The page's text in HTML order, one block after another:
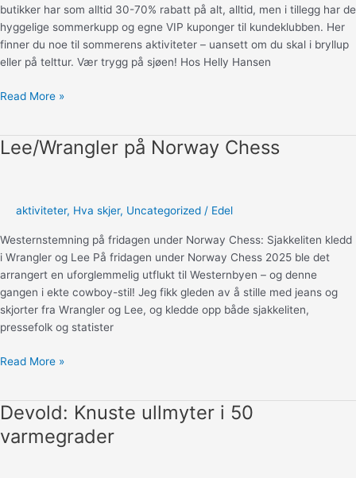
butikker har som alltid 30-70% rabatt på alt, alltid, men i tillegg har de
hyggelige sommerkupp og egne VIP kuponger til kundeklubben. Her
finner du noe til sommerens aktiviteter – uansett om du skal i bryllup
eller på telttur. Vær trygg på sjøen! Hos Helly Hansen
Sommeren
Read More »
Lee/Wrangler på Norway Chess
aktiviteter, Hva skjer, Uncategorized / Edel
Westernstemning på fridagen under Norway Chess: Sjakkeliten kledd
i Wrangler og Lee På fridagen under Norway Chess 2025 ble det
arrangert en uforglemmelig utflukt til Westernbyen – og denne
gangen i ekte cowboy-stil! Jeg fikk gleden av å stille med jeans og
skjorter fra Wrangler og Lee, og kledde opp både sjakkeliten,
pressefolk og statister
Lee/Wrangler
Chess
Read More »
Devold: Knuste ullmyter i 50
varmegrader